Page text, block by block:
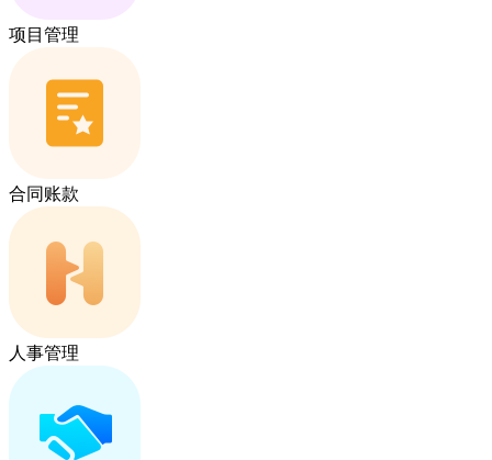
项目管理
合同账款
人事管理